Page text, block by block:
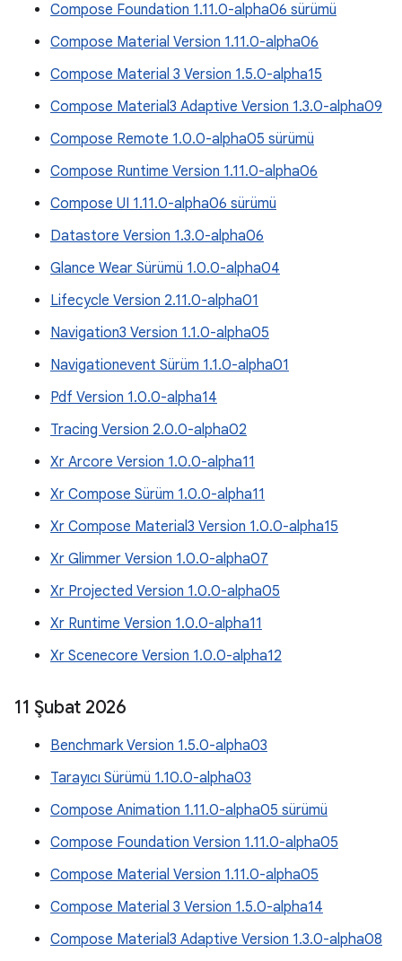
Compose Foundation 1.11.0-alpha06 sürümü
Compose Material Version 1.11.0-alpha06
Compose Material 3 Version 1.5.0-alpha15
Compose Material3 Adaptive Version 1.3.0-alpha09
Compose Remote 1.0.0-alpha05 sürümü
Compose Runtime Version 1.11.0-alpha06
Compose UI 1.11.0-alpha06 sürümü
Datastore Version 1.3.0-alpha06
Glance Wear Sürümü 1.0.0-alpha04
Lifecycle Version 2.11.0-alpha01
Navigation3 Version 1.1.0-alpha05
Navigationevent Sürüm 1.1.0-alpha01
Pdf Version 1.0.0-alpha14
Tracing Version 2.0.0-alpha02
Xr Arcore Version 1.0.0-alpha11
Xr Compose Sürüm 1.0.0-alpha11
Xr Compose Material3 Version 1.0.0-alpha15
Xr Glimmer Version 1.0.0-alpha07
Xr Projected Version 1.0.0-alpha05
Xr Runtime Version 1.0.0-alpha11
Xr Scenecore Version 1.0.0-alpha12
11 Şubat 2026
Benchmark Version 1.5.0-alpha03
Tarayıcı Sürümü 1.10.0-alpha03
Compose Animation 1.11.0-alpha05 sürümü
Compose Foundation Version 1.11.0-alpha05
Compose Material Version 1.11.0-alpha05
Compose Material 3 Version 1.5.0-alpha14
Compose Material3 Adaptive Version 1.3.0-alpha08